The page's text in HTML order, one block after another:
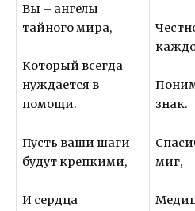
Вы – ангелы
тайного мира,
Который всегда
нуждается в
помощи.
Пусть ваши шаги
будут крепкими,
И сердца
знак.
миг,